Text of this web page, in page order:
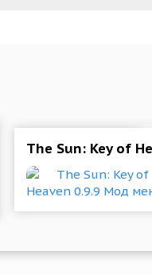
Sun для андроида
The Sun: Key of